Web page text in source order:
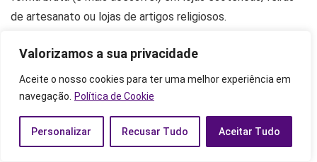
Valorizamos a sua privacidade
Aceite o nosso cookies para ter uma melhor experiência em
navegação.
Política de Cookie
Personalizar Recusar Tudo Aceitar Tudo
de artesanato ou lojas de artigos religiosos.
Esmeraldas também podem ser adquiridas em lojas
especializadas em cristais, pedras e minerais. Se existir
alguma em sua cidade, com certeza, você encontrará
Esmeraldas por lá.